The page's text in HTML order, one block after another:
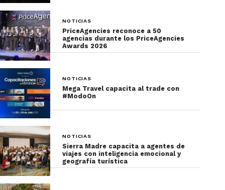
NOTICIAS
PriceAgencies reconoce a 50
agencias durante los PriceAgencies
Awards 2026
NOTICIAS
Mega Travel capacita al trade con
#ModoOn
NOTICIAS
Sierra Madre capacita a agentes de
viajes con inteligencia emocional y
geografía turística